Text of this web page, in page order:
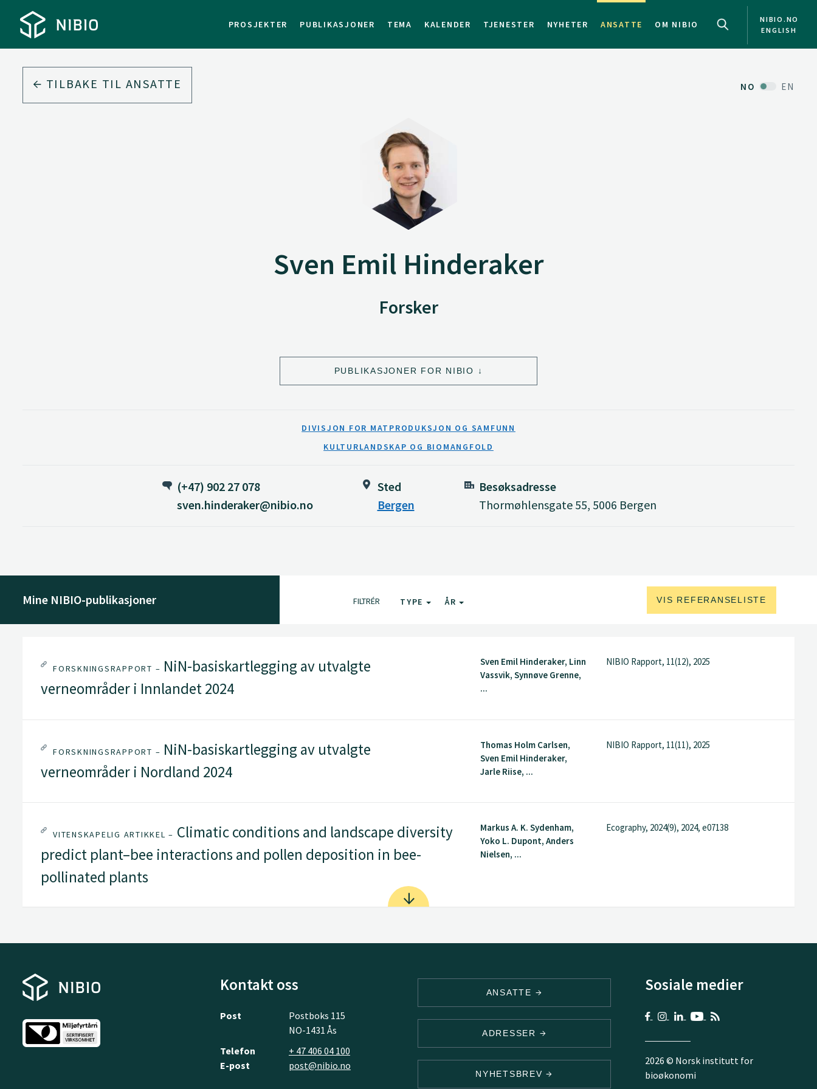
PROSJEKTER PUBLIKASJONER TEMA KALENDER TJENESTER NYHETER ANSATTE OM NIBIO
NIBIO.NO
ENGLISH
TILBAKE TIL ANSATTE NO EN
Sven Emil Hinderaker
Forsker
PUBLIKASJONER FOR NIBIO
DIVISJON FOR MATPRODUKSJON OG SAMFUNN
KULTURLANDSKAP OG BIOMANGFOLD
(+47) 902 27 078
sven.hinderaker@nibio.no
Sted
Bergen
Besøksadresse
Thormøhlensgate 55, 5006 Bergen
Mine NIBIO-publikasjoner FILTRÉR TYPE ÅR VIS REFERANSELISTE
FORSKNINGSRAPPORT – NiN-basiskartlegging av utvalgte
verneområder i Innlandet 2024
Sven Emil Hinderaker, Linn
Vassvik, Synnøve Grenne,
...
NIBIO Rapport, 11(12), 2025
FORSKNINGSRAPPORT – NiN-basiskartlegging av utvalgte
verneområder i Nordland 2024
Thomas Holm Carlsen,
Sven Emil Hinderaker,
Jarle Riise, ...
NIBIO Rapport, 11(11), 2025
VITENSKAPELIG ARTIKKEL – Climatic conditions and landscape diversity
predict plant–bee interactions and pollen deposition in bee-
pollinated plants
Markus A. K. Sydenham,
Yoko L. Dupont, Anders
Nielsen, ...
Ecography, 2024(9), 2024, e07138
Kontakt oss
Post
Postboks 115
NO-1431 Ås
Telefon
+ 47 406 04 100
E-post
post@nibio.no
ANSATTE
ADRESSER
NYHETSBREV
Sosiale medier
2026 © Norsk institutt for
bioøkonomi